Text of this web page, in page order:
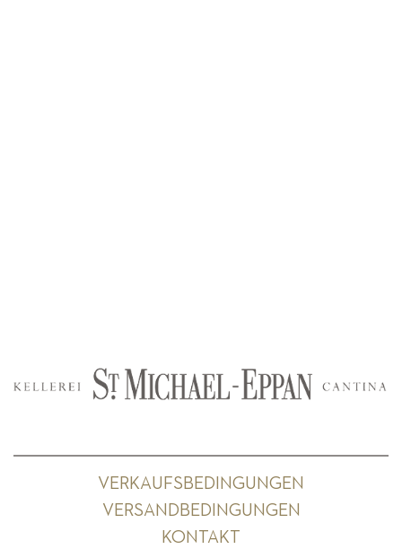
VERKAUFSBEDINGUNGEN
VERSANDBEDINGUNGEN
KONTAKT